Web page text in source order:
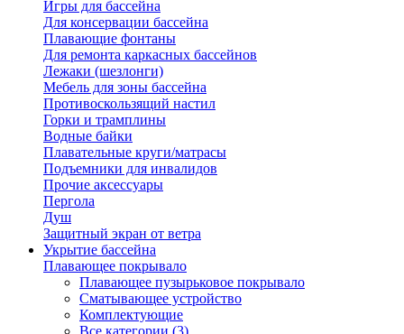
Игры для бассейна
Для консервации бассейна
Плавающие фонтаны
Для ремонта каркасных бассейнов
Лежаки (шезлонги)
Мебель для зоны бассейна
Противоскользящий настил
Горки и трамплины
Водные байки
Плавательные круги/матрасы
Подъемники для инвалидов
Прочие аксессуары
Пергола
Душ
Защитный экран от ветра
Укрытие бассейна
Плавающее покрывало
Плавающее пузырьковое покрывало
Сматывающее устройство
Комплектующие
Все категории (3)